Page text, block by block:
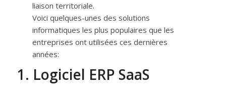
liaison territoriale.
Voici quelques-unes des solutions
informatiques les plus populaires que les
entreprises ont utilisées ces dernières
années:
1. Logiciel ERP SaaS